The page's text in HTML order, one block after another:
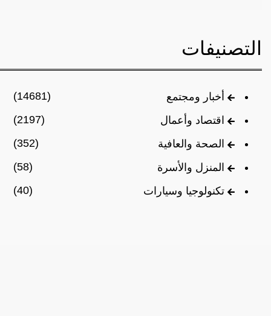
التصنيفات
أخبار ومجتمع
(14681)
اقتصاد وأعمال
(2197)
الصحة والعافية
(352)
المنزل والأسرة
(58)
تكنولوجيا وسيارات
(40)